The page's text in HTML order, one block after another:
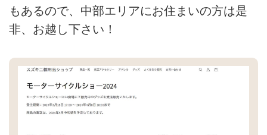
もあるので、中部エリアにお住まいの方は是
非、お越し下さい！